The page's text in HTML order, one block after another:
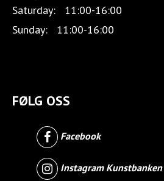
Saturday:
11:00-16:00
Sunday:
11:00-16:00
FØLG OSS
Facebook
Instagram Kunstbanken